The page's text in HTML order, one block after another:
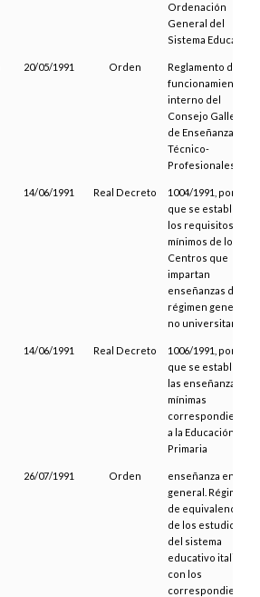
Ordenación
General del
Sistema Educativo.
20/05/1991 Orden
Reglamento de
funcionamiento
interno del
Consejo Gallego
de Enseñanzas
Técnico-
Profesionales.
14/06/1991 Real Decreto
1004/1991, por el
que se establecen
los requisitos
mínimos de los
Centros que
impartan
enseñanzas de
régimen general
no universitarias.
14/06/1991 Real Decreto
1006/1991, por el
que se establecen
las enseñanzas
mínimas
correspondientes
a la Educación
Primaria
26/07/1991 Orden
enseñanza en
general. Régimen
de equivalencias
de los estudios
del sistema
educativo italiano
con los
correspondientes